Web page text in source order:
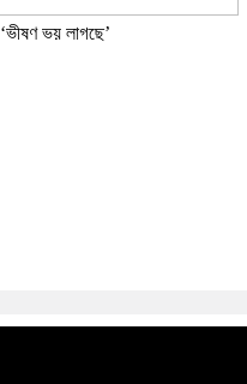
‘ভীষণ ভয় লাগছে’